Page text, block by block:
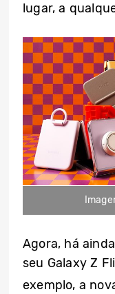
lugar, a
Agora, há
seu Galaxy Z
exemplo, a